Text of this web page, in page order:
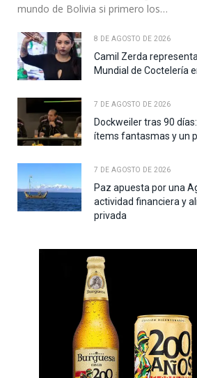
mundo de Bolivia si primero los…
8 DE AGOSTO DE 2026
Camil Zerda
Mundial de Coctelería
7 DE AGOSTO DE 2026
Dockweiler tras 90
ítems fantasmas y un
7 DE AGOSTO DE 2026
Paz apuesta por una
actividad financiera y
privada